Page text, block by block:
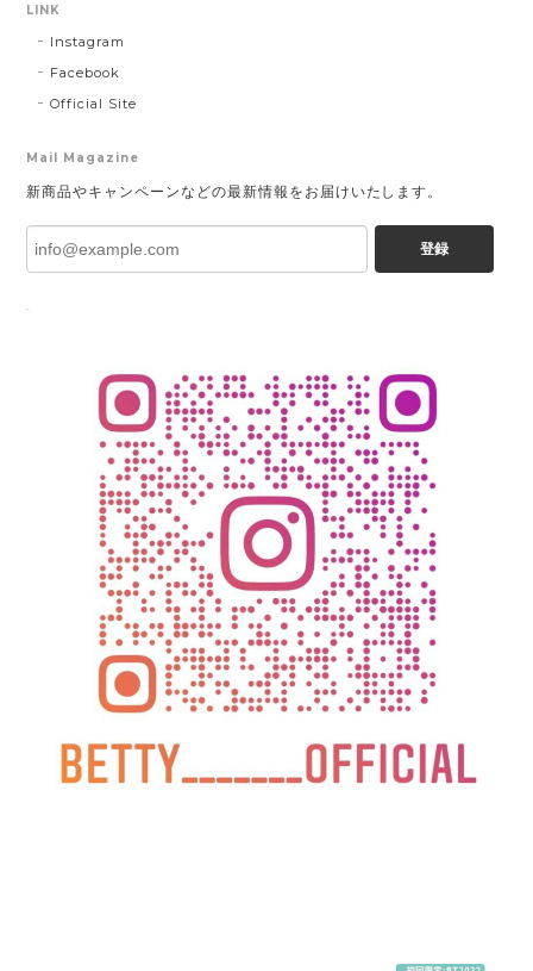
LINK
Instagram
Facebook
Official Site
Mail Magazine
新商品やキャンペーンなどの最新情報をお届けいたします。
登録